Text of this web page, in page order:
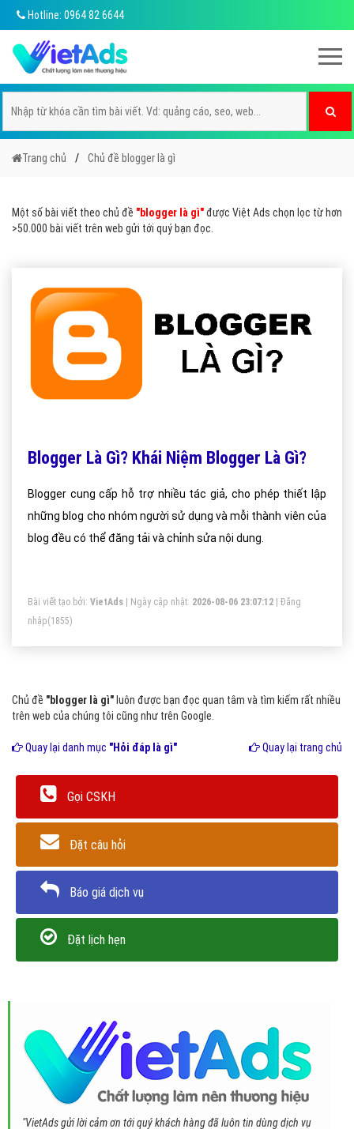
Hotline: 0964 82 6644
Trang chủ Chủ đề blogger là gì
Một số bài viết theo chủ đề "blogger là gì"được Việt Ads chọn lọc từ hơn
>50.000 bài viết trên web gửi tới quý bạn đọc.
Blogger Là Gì? Khái Niệm Blogger Là Gì?
Blogger cung cấp hỗ trợ nhiều tác giả, cho phép thiết lập
những blog cho nhóm người sử dụng và mỗi thành viên của
blog đều có thể đăng tải và chỉnh sửa nội dung.
Bài viết tạo bởi: VietAds | Ngày cập nhật: 2026-08-06 23:07:12
Đăng
nhập(1855)
Chủ đề "blogger là gì" luôn được bạn đọc quan tâm và tìm kiếm rất nhiều
trên web của chúng tôi cũng như trên Google.
Quay lại danh mục "Hỏi đáp là gì" Quay lại trang chủ
Gọi CSKH
Đặt câu hỏi
Báo giá dịch vụ
Đặt lịch hẹn
"VietAds gửi lời cảm ơn tới quý khách hàng đã luôn tin dùng dịch vụ